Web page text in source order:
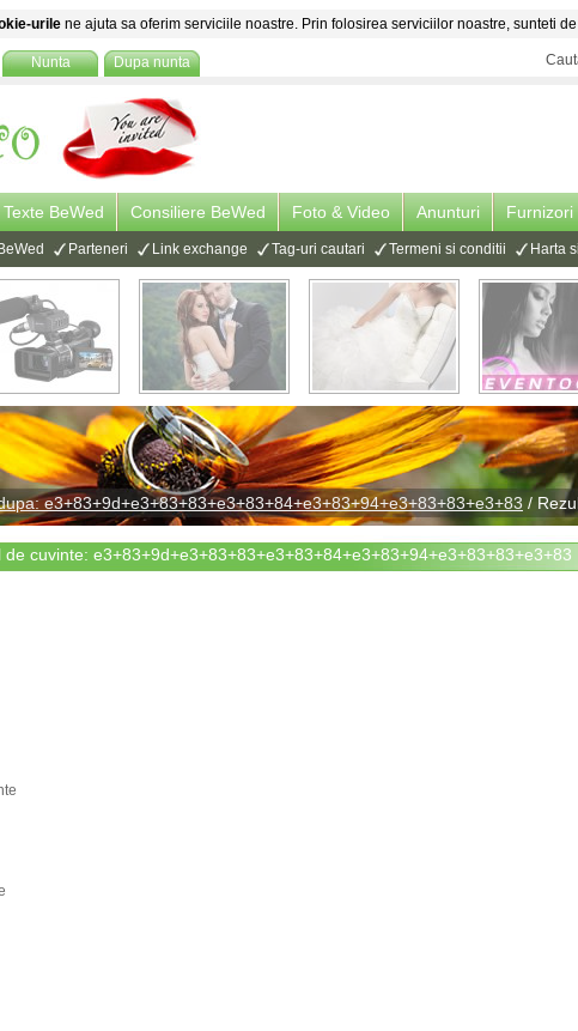
urile ne ajuta sa oferim serviciile noastre. Prin folosirea serviciilor noastre, sunteti
Nunta Dupa nunta
Texte BeWed Consiliere BeWed Foto & Video Anunturi Furnizori
Parteneri Link exchange Tag-uri cautari Termeni si conditii Harta
e3+83+9d+e3+83+83+e3+83+84+e3+83+94+e3+83+83+e3+83 /
cuvinte: e3+83+9d+e3+83+83+e3+83+84+e3+83+94+e3+83+83+e3+83